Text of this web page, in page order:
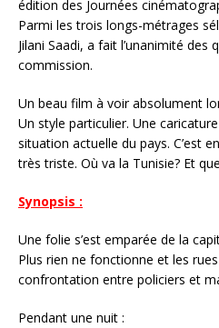
édition des Journées
Parmi les trois longs-métrages
Jilani Saadi, a fait l’unanimité des
commission.
Un beau film à voir absolument
Un style particulier. Une
situation actuelle du pays. C’est
très triste. Où va la Tunisie? Et
Synopsis :
Une folie s’est emparée de la
Plus rien ne fonctionne et les
confrontation entre policiers et
Pendant une nuit :